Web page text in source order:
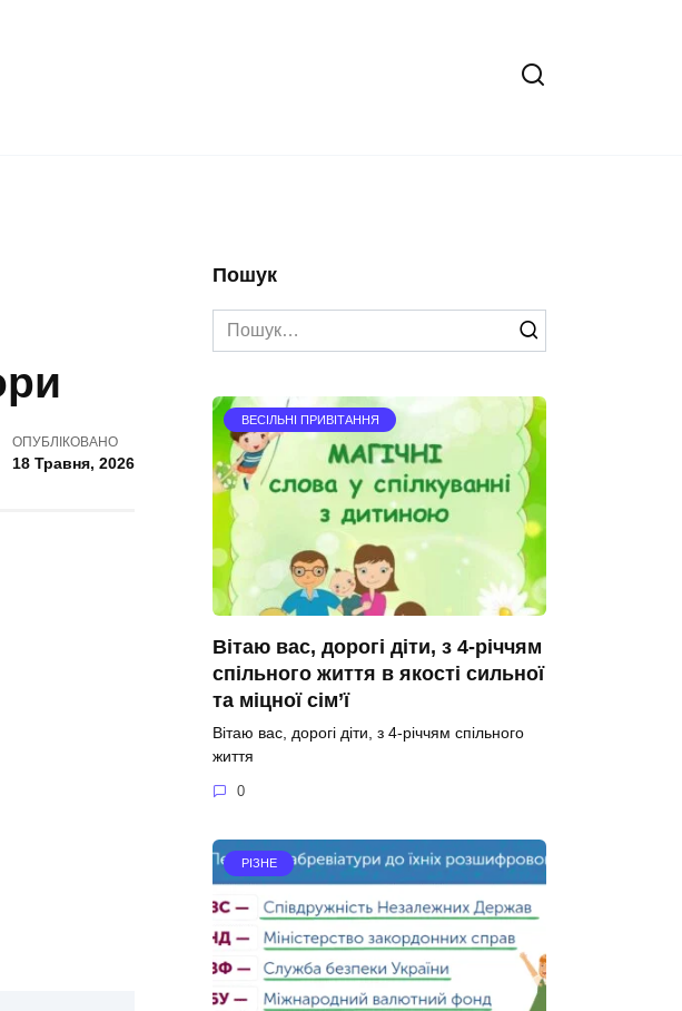
ОПУБЛІКОВАНО
18 Травня, 2026
Пошук
Search
for:
ВЕСІЛЬНІ ПРИВІТАННЯ
Вітаю вас, дорогі діти, з 4-річчям
спільного життя в якості сильної
та міцної сім’ї
Вітаю вас, дорогі діти, з 4-річчям спільного
життя
0
РІЗНЕ